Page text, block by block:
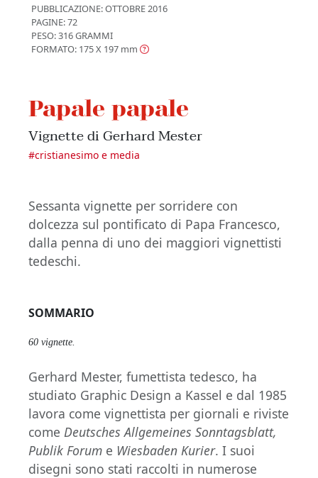
PUBBLICAZIONE:OTTOBRE 2016
PAGINE: 72
PESO: 316 GRAMMI
FORMATO: 175 X 197 mm
Papale papale
Vignette di Gerhard Mester
#cristianesimo e media
Sessanta vignette per sorridere con
dolcezza sul pontificato di Papa Francesco,
dalla penna di uno dei maggiori vignettisti
tedeschi.
SOMMARIO
60 vignette.
Gerhard Mester, fumettista tedesco, ha
studiato Graphic Design a Kassel e dal 1985
lavora come vignettista per giornali e riviste
come Deutsches Allgemeines Sonntagsblatt,
Publik Forum e Wiesbaden Kurier. I suoi
disegni sono stati raccolti in numerose